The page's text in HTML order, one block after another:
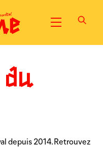
Menu
depuis 2014. Retrouvez